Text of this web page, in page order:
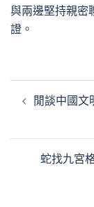
與兩邊堅持親密
證。
章
閒談中國文
蛇找九宮